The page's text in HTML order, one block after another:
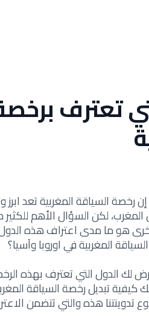
تعترف
إن رخصة السياقة المغربية تعد
لكن السؤال الأهم للكثير
هو ما مدى اعتراف هذه
المغربية في اوروبا وآسيا؟
الدول التي تعترف بهذه
كيفية تبديل رخصة السياقة
هذه والتي تتضمن